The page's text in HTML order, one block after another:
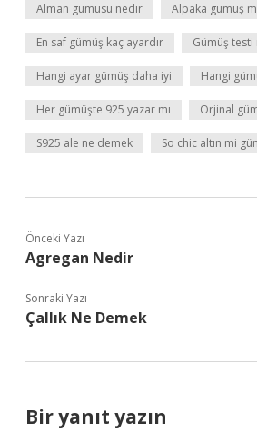
Alman gumusu nedir Alpaka gümüş
En saf gümüş kaç ayardır Gümüş testi
Hangi ayar gümüş daha iyi Hangi
Her gümüşte 925 yazar mı Orjinal
S925 ale ne demek So chic altın mi
Önceki Yazı
Agregan Nedir
Sonraki Yazı
Çallık Ne Demek
Bir yanıt yazın